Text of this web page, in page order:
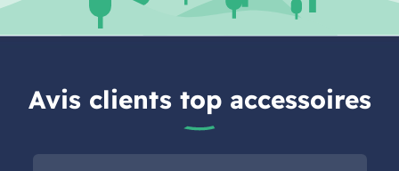
Avis clients top accessoires